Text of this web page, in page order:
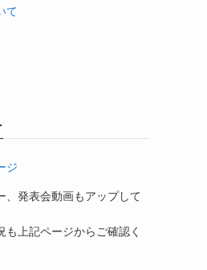
て
ジ
、発表会動画もアップして
も上記ページからご確認く